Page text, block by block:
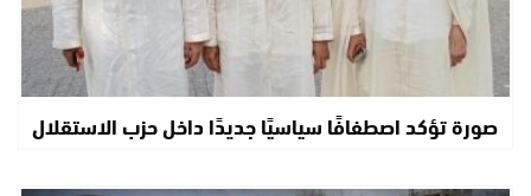
صورة تؤكد اصطفافًا سياسيًا جديدًا داخل حزب الاستقلال